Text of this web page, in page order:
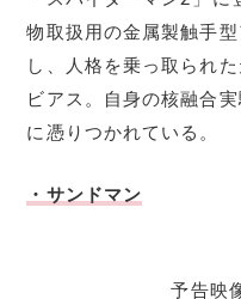
物取扱用の金属製触手
し、人格を乗っ取られ
ビアス。自身の核融合
に憑りつかれている。
・サンドマン
予告映